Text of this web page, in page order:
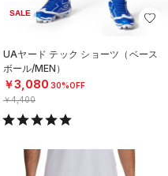
SALE
UAヤード テック ショーツ（ベース
ボール/MEN）
￥3,080 30%OFF
￥4,400